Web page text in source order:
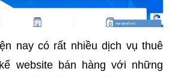
nay có rất nhiều dịch vụ thuê
website bán hàng với những